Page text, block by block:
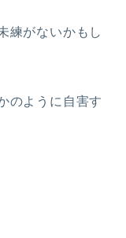
練がないかもし
のように自害す